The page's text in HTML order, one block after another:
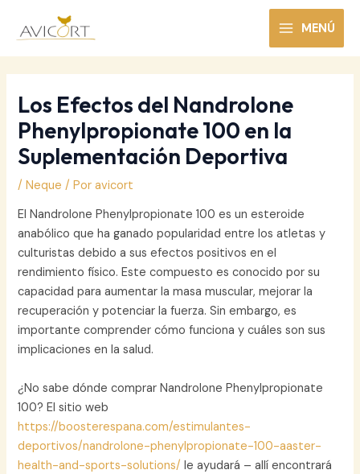
MAIN
MENU
MENÚ
Los Efectos del Nandrolone
Phenylpropionate 100 en la
Suplementación Deportiva
/Neque / Poravicort
El Nandrolone Phenylpropionate 100 es un esteroide
anabólico que ha ganado popularidad entre los atletas y
culturistas debido a sus efectos positivos en el
rendimiento físico. Este compuesto es conocido por su
capacidad para aumentar la masa muscular, mejorar la
recuperación y potenciar la fuerza. Sin embargo, es
importante comprender cómo funciona y cuáles son sus
implicaciones en la salud.
¿No sabe dónde comprar Nandrolone Phenylpropionate
100? El sitio web
https://boosterespana.com/estimulantes-
deportivos/nandrolone-phenylpropionate-100-aaster-
health-and-sports-solutions/ le ayudará – allí encontrará